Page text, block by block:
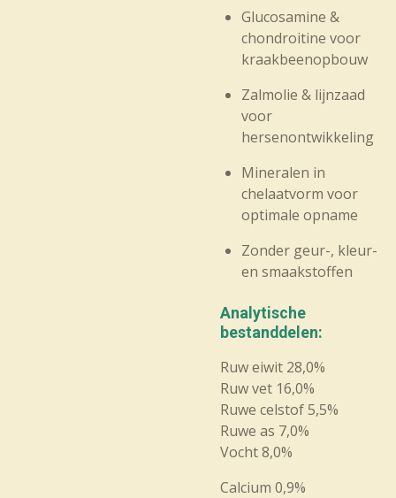
Glucosamine &
chondroitine voor
kraakbeenopbouw
Zalmolie & lijnzaad
voor
hersenontwikkeling
Mineralen in
chelaatvorm voor
optimale opname
Zonder geur-, kleur-
en smaakstoffen
Analytische
bestanddelen:
Ruw eiwit 28,0%
Ruw vet 16,0%
Ruwe celstof 5,5%
Ruwe as 7,0%
Vocht 8,0%
Calcium 0,9%